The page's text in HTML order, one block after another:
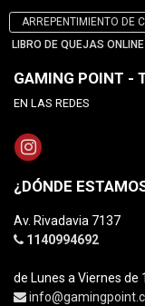
ARREPENTIMIENTO DE
LIBRO DE QUEJAS ONLINE
GAMING POINT -
EN LAS REDES
¿DÓNDE
Av. Rivadavia 7137
1140994692
de Lunes a Viernes de